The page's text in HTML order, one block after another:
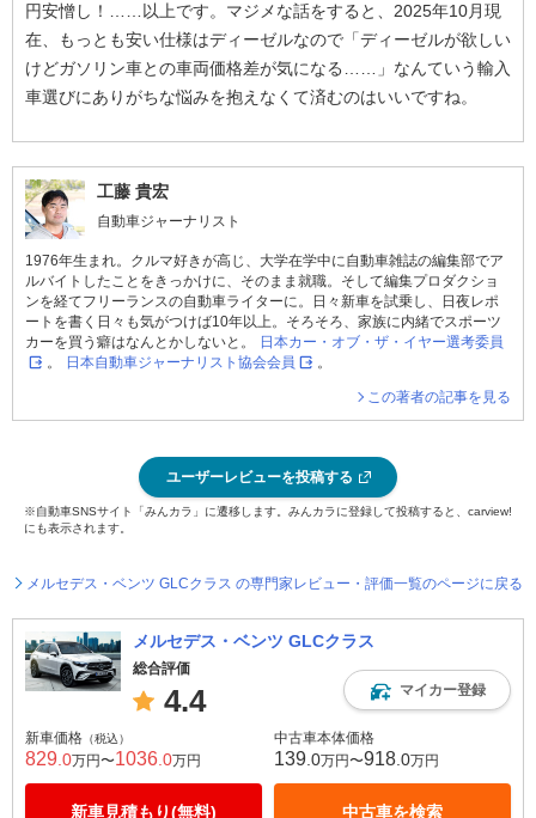
円安憎し！……以上です。マジメな話をすると、2025年10月現
在、もっとも安い仕様はディーゼルなので「ディーゼルが欲しい
けどガソリン車との車両価格差が気になる……」なんていう輸入
車選びにありがちな悩みを抱えなくて済むのはいいですね。
工藤 貴宏
自動車ジャーナリスト
1976年生まれ。クルマ好きが高じ、大学在学中に自動車雑誌の編集部でア
ルバイトしたことをきっかけに、そのまま就職。そして編集プロダクショ
ンを経てフリーランスの自動車ライターに。日々新車を試乗し、日夜レポ
ートを書く日々も気がつけば10年以上。そろそろ、家族に内緒でスポーツ
カーを買う癖はなんとかしないと。
日本カー・オブ・ザ・イヤー選考委員
。
日本自動車ジャーナリスト協会会員 。
この著者の記事を見る
ユーザーレビューを投稿する
※自動車SNSサイト「みんカラ」に遷移します。みんカラに登録して投稿すると、carview!
にも表示されます。
メルセデス・ベンツ GLCクラス の専門家レビュー・評価一覧のページに戻る
メルセデス・ベンツ GLCクラス
総合評価
4.4 マイカー登録
新車価格 （税込）
829 .0万円〜1036 .0万円
新車見積もり(無料)
中古車本体価格
139 .0万円〜918 .0万円
中古車を検索